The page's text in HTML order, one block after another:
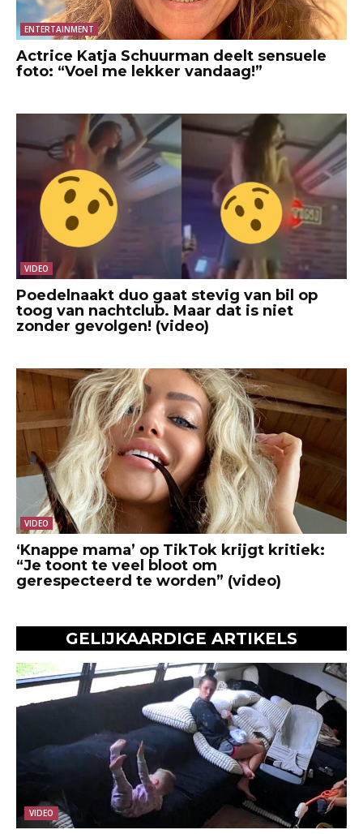
ENTERTAINMENT
Actrice Katja Schuurman deelt sensuele
foto: “Voel me lekker vandaag!”
VIDEO
Poedelnaakt duo gaat stevig van bil op
toog van nachtclub. Maar dat is niet
zonder gevolgen! (video)
VIDEO
‘Knappe mama’ op TikTok krijgt kritiek:
“Je toont te veel bloot om
gerespecteerd te worden” (video)
GELIJKAARDIGE ARTIKELS
VIDEO